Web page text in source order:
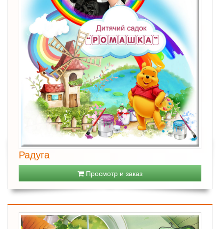
Радуга
Просмотр и заказ